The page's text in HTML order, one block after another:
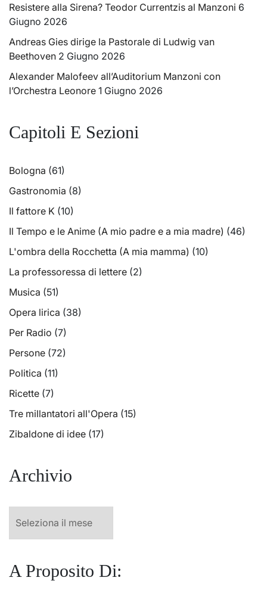
Resistere alla Sirena? Teodor Currentzis al Manzoni 6
Giugno 2026
Andreas Gies dirige la Pastorale di Ludwig van
Beethoven 2 Giugno 2026
Alexander Malofeev all’Auditorium Manzoni con
l’Orchestra Leonore 1 Giugno 2026
Capitoli E Sezioni
Bologna (61)
Gastronomia (8)
Il fattore K (10)
Il Tempo e le Anime (A mio padre e a mia madre) (46)
L'ombra della Rocchetta (A mia mamma) (10)
La professoressa di lettere (2)
Musica (51)
Opera lirica (38)
Per Radio (7)
Persone (72)
Politica (11)
Ricette (7)
Tre millantatori all'Opera (15)
Zibaldone di idee (17)
Archivio
A Proposito Di: